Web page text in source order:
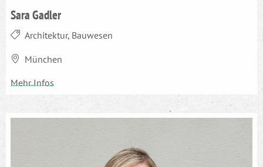
Sara Gadler
Architektur, Bauwesen
München
Mehr Infos